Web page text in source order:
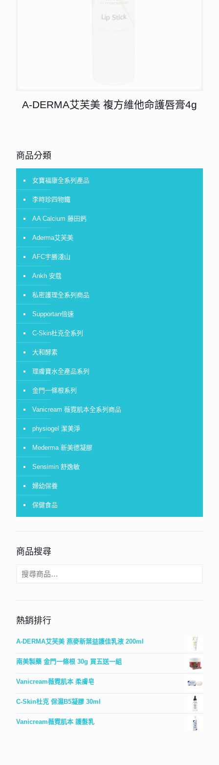
A-DERMA艾芙美 複方維他命護唇膏4g
商品分類
女寶福康全系列產品
李時珍四物鐵
AA Calcium 藤田鈣
Aderma艾芙美
AFC宇勝淺山
Ankh 安蔻
私密護理全系列商品
Supportan倍速
C-Skin杜克全系列
大和酵素
理膚寶水全產品系列
金門一條根系列
Vanicream 薇霓肌本全系列商品
physiogel 潔美淨
Mederma 新美德凝膠
Sensimin 舒逸敏
婦幼保養
保健食品
商品搜尋
熱銷排行
A-DERMA艾芙美 燕麥新葉益護佳乳液 200ml
南美製藥 金門一條根 30g 買五送一組
Vanicream薇霓肌本 柔膚皂
C-Skin杜克 保濕B5凝膠 30ml
Vanicream薇霓肌本 護髮乳